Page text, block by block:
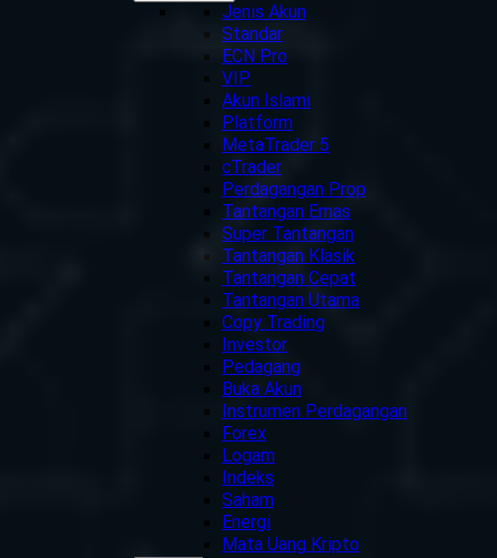
Jenis Akun
Standar
ECN Pro
VIP
Akun Islami
Platform
MetaTrader 5
cTrader
Perdagangan Prop
Tantangan Emas
Super Tantangan
Tantangan Klasik
Tantangan Cepat
Tantangan Utama
Copy Trading
Investor
Pedagang
Buka Akun
Instrumen Perdagangan
Forex
Logam
Indeks
Saham
Energi
Mata Uang Kripto